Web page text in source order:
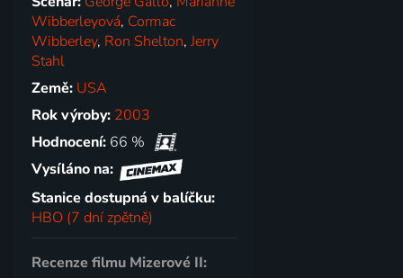
Wibberleyová, Cormac
Wibberley, Ron Shelton,Jerry
Stahl
Země: USA
Rok výroby: 2003
Hodnocení: 66 %
Vysíláno na:
Stanice dostupná v balíčku:
HBO (7 dní zpětně)
Recenze filmu Mizerové II: